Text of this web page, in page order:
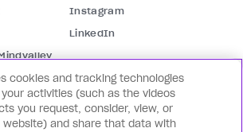
Instagram
LinkedIn
Contattaci
cookies and tracking technologies
activities (such as the videos
you request, consider, view, or
website) and share that data with